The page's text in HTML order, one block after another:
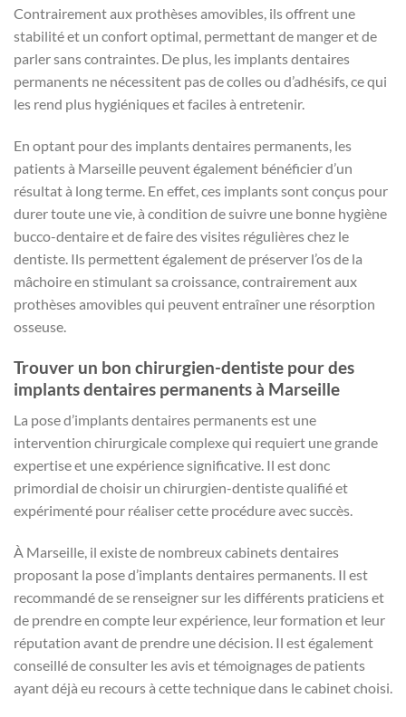
Contrairement aux prothèses amovibles, ils offrent une
stabilité et un confort optimal, permettant de manger et de
parler sans contraintes. De plus, les implants dentaires
permanents ne nécessitent pas de colles ou d’adhésifs, ce qui
les rend plus hygiéniques et faciles à entretenir.
En optant pour des implants dentaires permanents, les
patients à Marseille peuvent également bénéficier d’un
résultat à long terme. En effet, ces implants sont conçus pour
durer toute une vie, à condition de suivre une bonne hygiène
bucco-dentaire et de faire des visites régulières chez le
dentiste. Ils permettent également de préserver l’os de la
mâchoire en stimulant sa croissance, contrairement aux
prothèses amovibles qui peuvent entraîner une résorption
osseuse.
Trouver un bon chirurgien-dentiste pour des
implants dentaires permanents à Marseille
La pose d’implants dentaires permanents est une
intervention chirurgicale complexe qui requiert une grande
expertise et une expérience significative. Il est donc
primordial de choisir un chirurgien-dentiste qualifié et
expérimenté pour réaliser cette procédure avec succès.
À Marseille, il existe de nombreux cabinets dentaires
proposant la pose d’implants dentaires permanents. Il est
recommandé de se renseigner sur les différents praticiens et
de prendre en compte leur expérience, leur formation et leur
réputation avant de prendre une décision. Il est également
conseillé de consulter les avis et témoignages de patients
ayant déjà eu recours à cette technique dans le cabinet choisi.